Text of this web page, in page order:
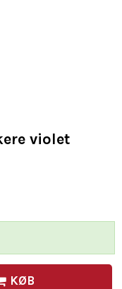
violet
KØB